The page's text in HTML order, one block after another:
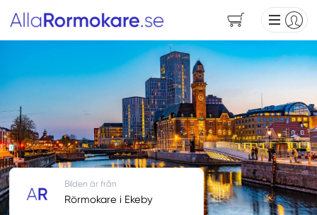
Bilden är från
Rörmokare i Ekeby